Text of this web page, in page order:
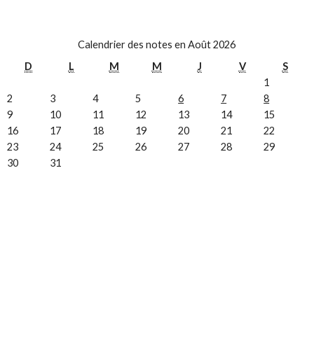
Calendrier des notes en Août 2026
D
L M M J V
S
1
2
3 4 5 6 7
8
9
10 11 12 13 14
15
16
17 18 19 20 21
22
23
24 25 26 27 28
29
30
31